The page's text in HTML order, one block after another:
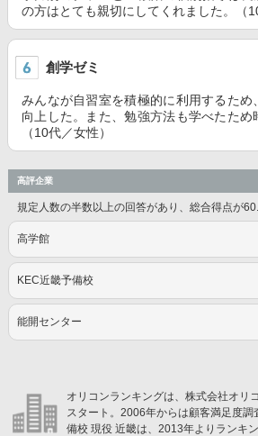
の方はとても親切にしてくれました。（
創学ゼミ
みんなが自習室を積極的に利用するため
向上した。また、勉強方法も学べたため
（10代／女性）
高評企業
規定人数の半数以上の回答があり、総合得点が
高学館
KEC近畿予備校
能開センター
オリコンランキングは、株式会社オリ
スタート。2006年からは顧客満足度
備校 現役 近畿は、2013年よりランキ